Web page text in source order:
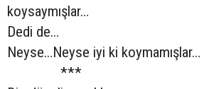
koysaymışlar…
Dedi de…
Neyse…Neyse iyi ki koymamışlar…
***